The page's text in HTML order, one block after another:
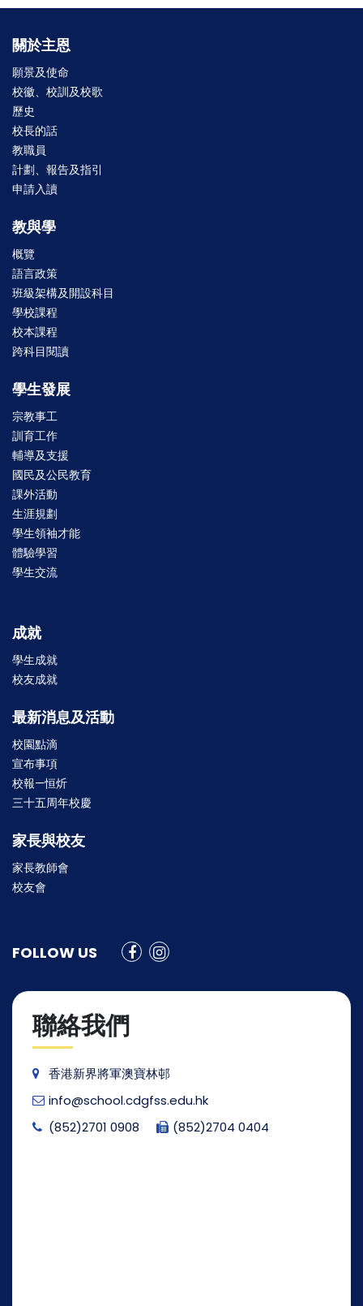
關於主恩
願景及使命
校徽、校訓及校歌
歷史
校長的話
教職員
計劃、報告及指引
申請入讀
教與學
概覽
語言政策
班級架構及開設科目
學校課程
校本課程
跨科目閱讀
學生發展
宗教事工
訓育工作
輔導及支援
國民及公民教育
課外活動
生涯規劃
學生領袖才能
體驗學習
學生交流
成就
學生成就
校友成就
最新消息及活動
校園點滴
宣布事項
校報—恒炘
三十五周年校慶
家長與校友
家長教師會
校友會
FOLLOW US
聯絡我們
香港新界將軍澳寶林邨
info@school.cdgfss.edu.hk
(852)2701 0908
(852)2704 0404